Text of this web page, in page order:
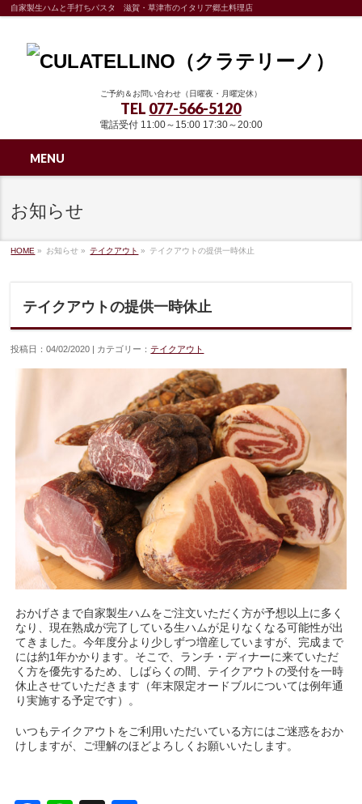
自家製生ハムと手打ちパスタ 滋賀・草津市のイタリア郷土料理店
ご予約＆お問い合わせ（日曜夜・月曜定休）
TEL 077-566-5120
電話受付 11:00～15:00 17:30～20:00
MENU
お知らせ
HOME » お知らせ » テイクアウト » テイクアウトの提供一時休止
テイクアウトの提供一時休止
投稿日：04/02/2020 | カテゴリー：テイクアウト
おかげさまで自家製生ハムをご注文いただく方が予想以上に多く
なり、現在熟成が完了している生ハムが足りなくなる可能性が出
てきました。今年度分より少しずつ増産していますが、完成まで
には約1年かかります。そこで、ランチ・ディナーに来ていただ
く方を優先するため、しばらくの間、テイクアウトの受付を一時
休止させていただきます（年末限定オードブルについては例年通
り実施する予定です）。
いつもテイクアウトをご利用いただいている方にはご迷惑をおか
けしますが、ご理解のほどよろしくお願いいたします。